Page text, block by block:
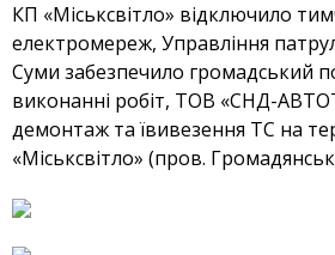
КП «Міськсвітло» відключило
електромереж, Управління
Суми забезпечило громадський
виконанні робіт, ТОВ «СНД-
демонтаж та ївивезення ТС на
«Міськсвітло» (пров.